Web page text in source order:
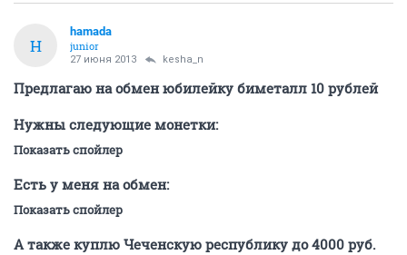
H
hamada
junior
27 июня 2013 kesha_n
Предлагаю на обмен юбилейку биметалл 10 рублей
Нужны следующие монетки:
Показать спойлер
Есть у меня на обмен:
Показать спойлер
А также куплю Чеченскую республику до 4000 руб.